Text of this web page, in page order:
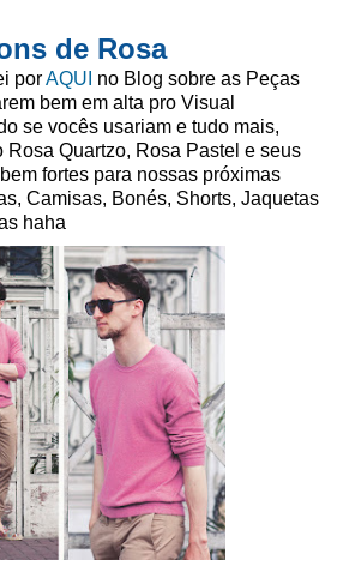
de Rosa
porAQUI no Blog sobre as Peças
bem em alta pro Visual
se vocês usariam e tudo mais,
Rosa Quartzo, Rosa Pastel e seus
fortes para nossas próximas
Camisas, Bonés, Shorts, Jaquetas
haha